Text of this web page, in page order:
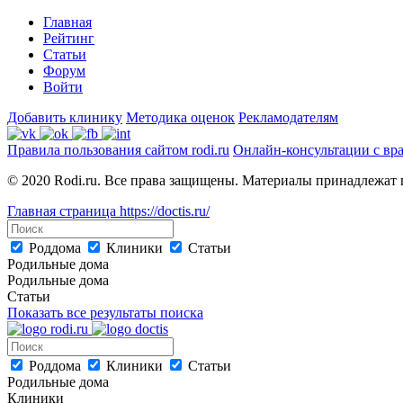
Главная
Рейтинг
Статьи
Форум
Войти
Добавить клинику Методика оценок Рекламодателям
Правила пользования сайтом rodi.ru Онлайн-консультации с
© 2020 Rodi.ru. Все права защищены. Материалы принадлежат
Главная страница https://doctis.ru/
Роддома Клиники
Статьи
Родильные дома
Родильные дома
Статьи
Показать все результаты поиска
Роддома Клиники
Статьи
Родильные дома
Клиники